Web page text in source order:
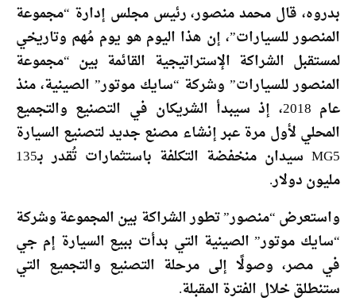
بدروه، قال محمد منصور، رئيس مجلس إدارة “مجموعة
المنصور للسيارات”، إن هذا اليوم هو يوم مُهم وتاريخي
لمستقبل الشراكة الإستراتيجية القائمة بين “مجموعة
المنصور للسيارات” وشركة “سايك موتور” الصينية، منذ
عام 2018، إذ سيبدأ الشريكان في التصنيع والتجميع
المحلي لأول مرة عبر إنشاء مصنع جديد لتصنيع السيارة
MG5 سيدان منخفضة التكلفة باستثمارات تُقدر بـ135
مليون دولار.
واستعرض “منصور” تطور الشراكة بين المجموعة وشركة
“سايك موتور” الصينية التي بدأت ببيع السيارة إم جي
في مصر، وصولًا إلى مرحلة التصنيع والتجميع التي
ستنطلق خلال الفترة المقبلة.